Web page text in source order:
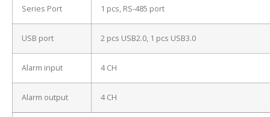
Series Port 1 pcs, RS-485 port
USB port 2 pcs USB2.0, 1 pcs USB3.0
Alarm input 4 CH
Alarm output 4 CH